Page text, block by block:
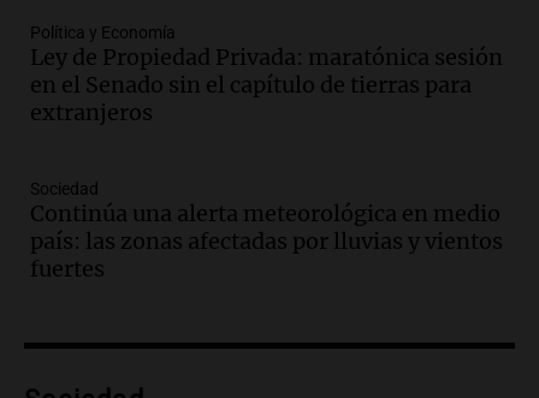
ayuda por problemas de fertilidad y la
ostentación de millonarios
Amamos Argentina
Episodios
avanza con testimonios clave sobre el
accidente en Villa Dolores
Panorama Federal
tributo todos los jueves
Política y Economía
Ley de Propiedad Privada: maratónica sesión
en el Senado sin el capítulo de tierras para
extranjeros
Sociedad
Continúa una alerta meteorológica en medio
país: las zonas afectadas por lluvias y vientos
fuertes